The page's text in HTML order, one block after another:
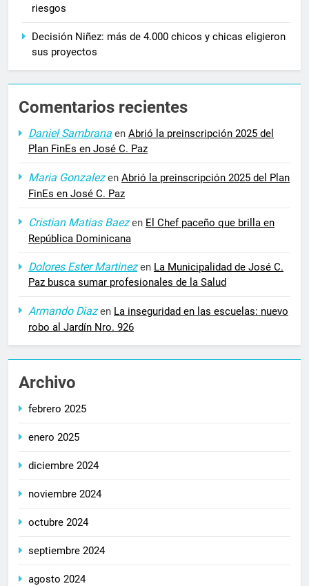
riesgos
Decisión Niñez: más de 4.000 chicos y chicas eligieron
sus proyectos
Comentarios recientes
Daniel Sambrana en Abrió la preinscripción 2025 del
Plan FinEs en José C. Paz
Maria Gonzalezen Abrió la preinscripción 2025 del Plan
FinEs en José C. Paz
Cristian Matias Baezen El Chef paceño que brilla en
República Dominicana
Dolores Ester Martinezen La Municipalidad de José C.
Paz busca sumar profesionales de la Salud
Armando Diazen La inseguridad en las escuelas: nuevo
robo al Jardín Nro. 926
Archivo
febrero 2025
enero 2025
diciembre 2024
noviembre 2024
octubre 2024
septiembre 2024
agosto 2024